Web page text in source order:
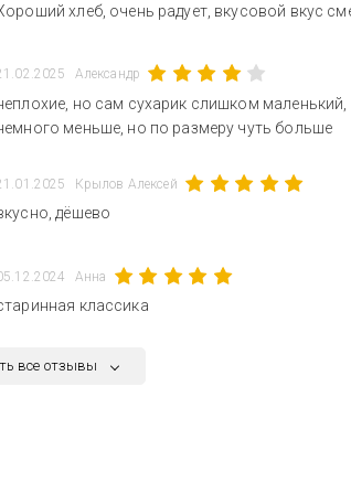
хлеб, очень радует, вкусовой вкус
Александр
но сам сухарик слишком маленький,
меньше, но по размеру чуть больше
Крылов Алексей
дёшево
Анна
классика
все отзывы